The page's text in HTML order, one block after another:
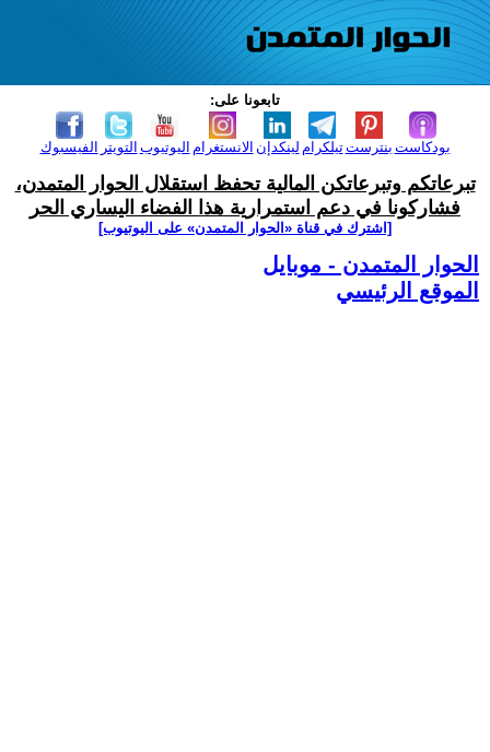
تابعونا على:
الفيسبوك التويتر اليوتيوب الانستغرام لينكدإن تيلكرامبنترست بودكاست
تبرعاتكم وتبرعاتكن المالية تحفظ استقلال الحوار المتمدن،
فشاركونا في دعم استمرارية هذا الفضاء اليساري الحر
[اشترك في قناة ‫«الحوار المتمدن» على اليوتيوب]
الحوار المتمدن - موبايل
الموقع الرئيسي